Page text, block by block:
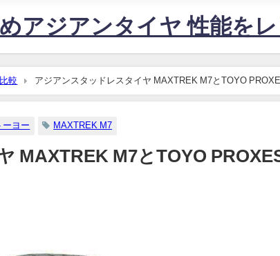
アジアンタイヤ 性能を
較 アジアンスタッドレスタイヤ MAXTREK M7とTOYO
ーヨー MAXTREK M7
MAXTREK M7とTOYO